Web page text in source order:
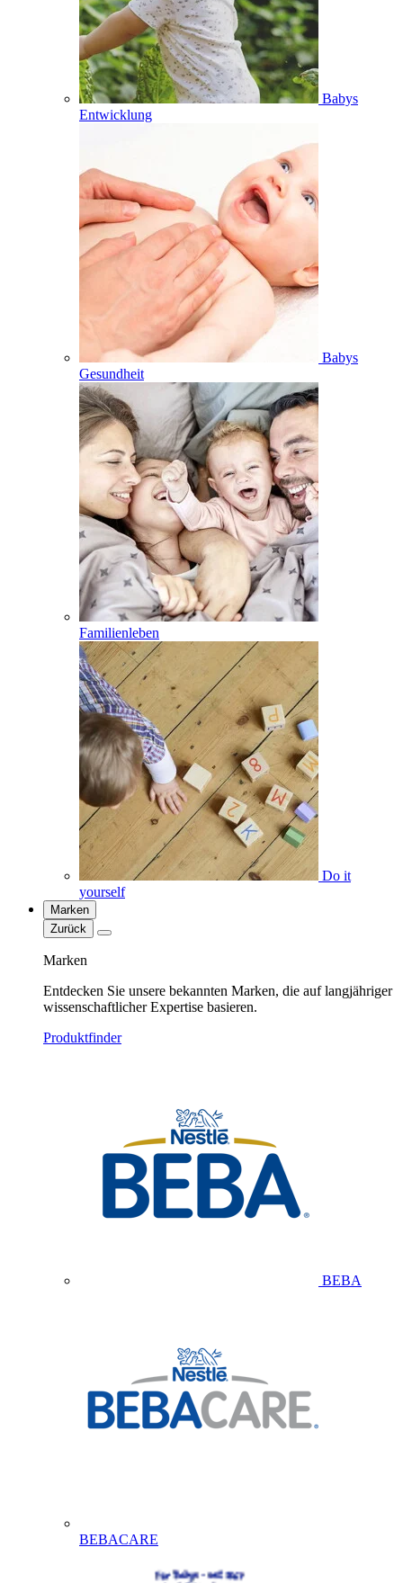
Babys
Entwicklung
Babys
Gesundheit
Familienleben
Do it
yourself
Marken
Zurück
Marken
Entdecken Sie unsere bekannten Marken, die auf langjähriger
wissenschaftlicher Expertise basieren.
Produktfinder
BEBA
BEBACARE